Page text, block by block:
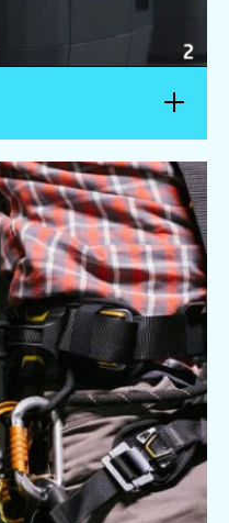
sur laquelle s’appuie
concevoir, tester et
qualité.